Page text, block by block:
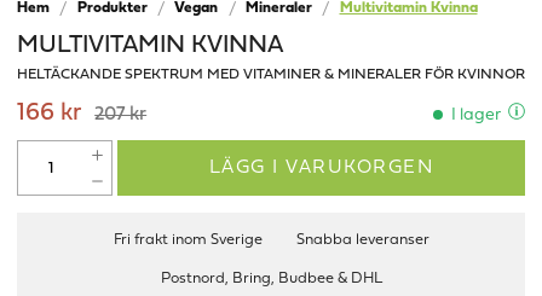
Hem Produkter Vegan Mineraler Multivitamin Kvinna
MULTIVITAMIN KVINNA
HELTÄCKANDE SPEKTRUM MED VITAMINER & MINERALER FÖR KVINNOR
166 kr 207 kr I lager
LÄGG I VARUKORGEN
Fri frakt inom Sverige Snabba leveranser
Postnord, Bring, Budbee & DHL